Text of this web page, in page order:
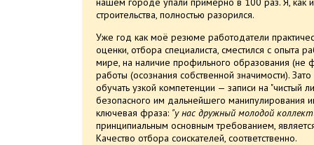
строительства, полностью разорился.
Уже год как моё резюме работодатели
оценки, отбора специалиста, сместился с опыта
мире, на наличие профильного образования (не
работы (осознания собственной значимости).
обучать узкой компетенции — записи на "чистый
безопасного им дальнейшего манипулирования
ключевая фраза: "у нас дружный молодой
принципиальным основным требованием,
Качество отбора соискателей, соответственно.